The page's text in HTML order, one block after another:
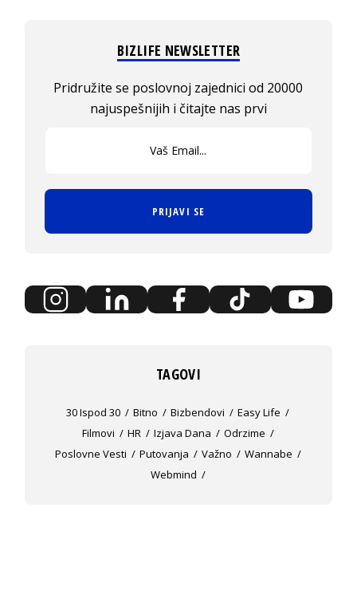
BIZLIFE NEWSLETTER
Pridružite se poslovnoj zajednici od 20000
najuspešnijih i čitajte nas prvi
PRIJAVI SE
TAGOVI
30 Ispod 30 Bitno Bizbendovi
Easy Life
Filmovi
HR Izjava Dana
Odrzime
Poslovne Vesti
Putovanja Važno
Wannabe
Webmind